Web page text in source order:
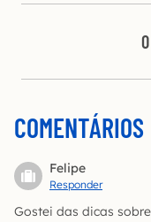
COMENTÁRIOS
Felipe
Responder
Gostei das dicas